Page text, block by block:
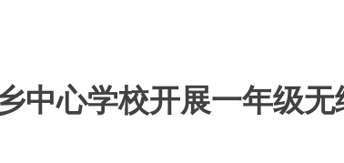
中心学校开展一年级